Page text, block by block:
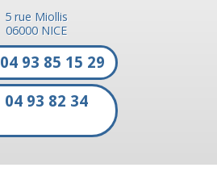
5 rue Miollis
06000 NICE
04 93 85 15 29
04 93 82 34